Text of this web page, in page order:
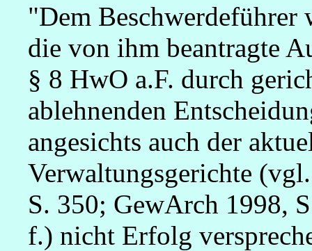
"Dem Beschwerdeführer
die von ihm beantragte
§ 8 HwO a.F. durch
ablehnenden
angesichts auch der
Verwaltungsgerichte
S. 350; GewArch 1998,
f.) nicht Erfolg